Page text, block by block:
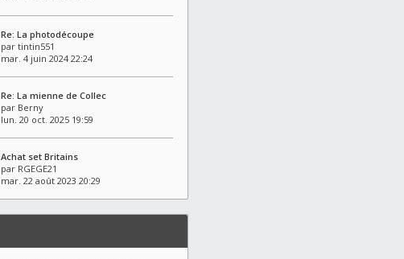
Re: La photodécoupe
par tintin551
mar. 4 juin 2024 22:24
Re: La mienne de Collec
par Berny
lun. 20 oct. 2025 19:59
Achat set Britains
par RGEGE21
mar. 22 août 2023 20:29